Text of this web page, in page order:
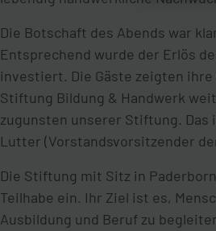
Die Botschaft des Abends war
Entsprechend wurde der Erlös
investiert. Die Gäste zeigten ihre
Stiftung Bildung & Handwerk
zugunsten unserer Stiftung. Das
Lutter (Vorstandsvorsitzender
Die Stiftung mit Sitz in
Teilhabe ein. Ihr Ziel ist es,
Ausbildung und Beruf zu